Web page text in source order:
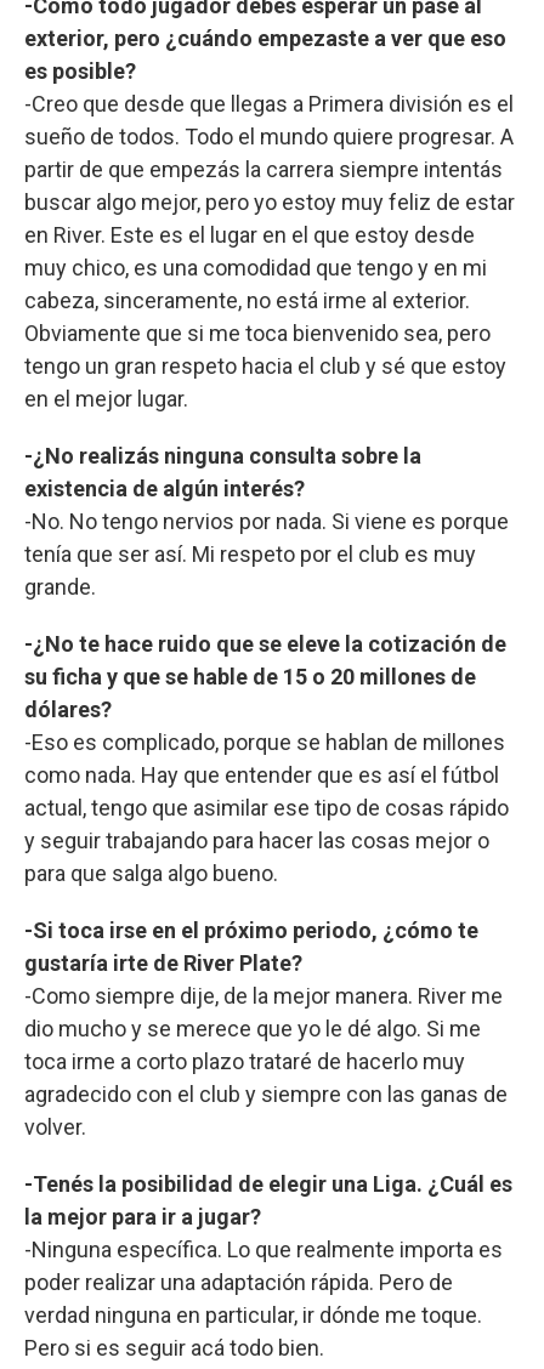
-Como todo jugador debes esperar un pase al
exterior, pero ¿cuándo empezaste a ver que eso
es posible?
-Creo que desde que llegas a Primera división es el
sueño de todos. Todo el mundo quiere progresar. A
partir de que empezás la carrera siempre intentás
buscar algo mejor, pero yo estoy muy feliz de estar
en River. Este es el lugar en el que estoy desde
muy chico, es una comodidad que tengo y en mi
cabeza, sinceramente, no está irme al exterior.
Obviamente que si me toca bienvenido sea, pero
tengo un gran respeto hacia el club y sé que estoy
en el mejor lugar.
-¿No realizás ninguna consulta sobre la
existencia de algún interés?
-No. No tengo nervios por nada. Si viene es porque
tenía que ser así. Mi respeto por el club es muy
grande.
-¿No te hace ruido que se eleve la cotización de
su ficha y que se hable de 15 o 20 millones de
dólares?
-Eso es complicado, porque se hablan de millones
como nada. Hay que entender que es así el fútbol
actual, tengo que asimilar ese tipo de cosas rápido
y seguir trabajando para hacer las cosas mejor o
para que salga algo bueno.
-Si toca irse en el próximo periodo, ¿cómo te
gustaría irte de River Plate?
-Como siempre dije, de la mejor manera. River me
dio mucho y se merece que yo le dé algo. Si me
toca irme a corto plazo trataré de hacerlo muy
agradecido con el club y siempre con las ganas de
volver.
-Tenés la posibilidad de elegir una Liga. ¿Cuál es
la mejor para ir a jugar?
-Ninguna específica. Lo que realmente importa es
poder realizar una adaptación rápida. Pero de
verdad ninguna en particular, ir dónde me toque.
Pero si es seguir acá todo bien.